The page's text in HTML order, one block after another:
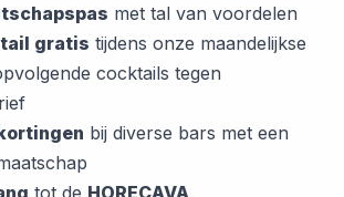
met tal van voordelen
gratis tijdens onze maandelijkse
cocktails tegen
bij diverse bars met een
tot de HORECAVA